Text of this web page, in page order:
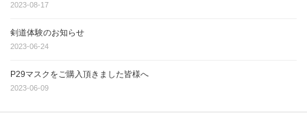
2023-08-17
剣道体験のお知らせ
2023-06-24
P29マスクをご購入頂きました皆様へ
2023-06-09